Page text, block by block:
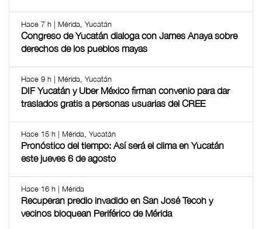
Hace 7 h | Mérida, Yucatán
Congreso de Yucatán dialoga con James Anaya sobre
derechos de los pueblos mayas
Hace 9 h | Mérida, Yucatán
DIF Yucatán y Uber México firman convenio para dar
traslados gratis a personas usuarias del CREE
Hace 15 h | Mérida, Yucatán
Pronóstico del tiempo: Así será el clima en Yucatán
este jueves 6 de agosto
Hace 16 h | Mérida
Recuperan predio invadido en San José Tecoh y
vecinos bloquean Periférico de Mérida